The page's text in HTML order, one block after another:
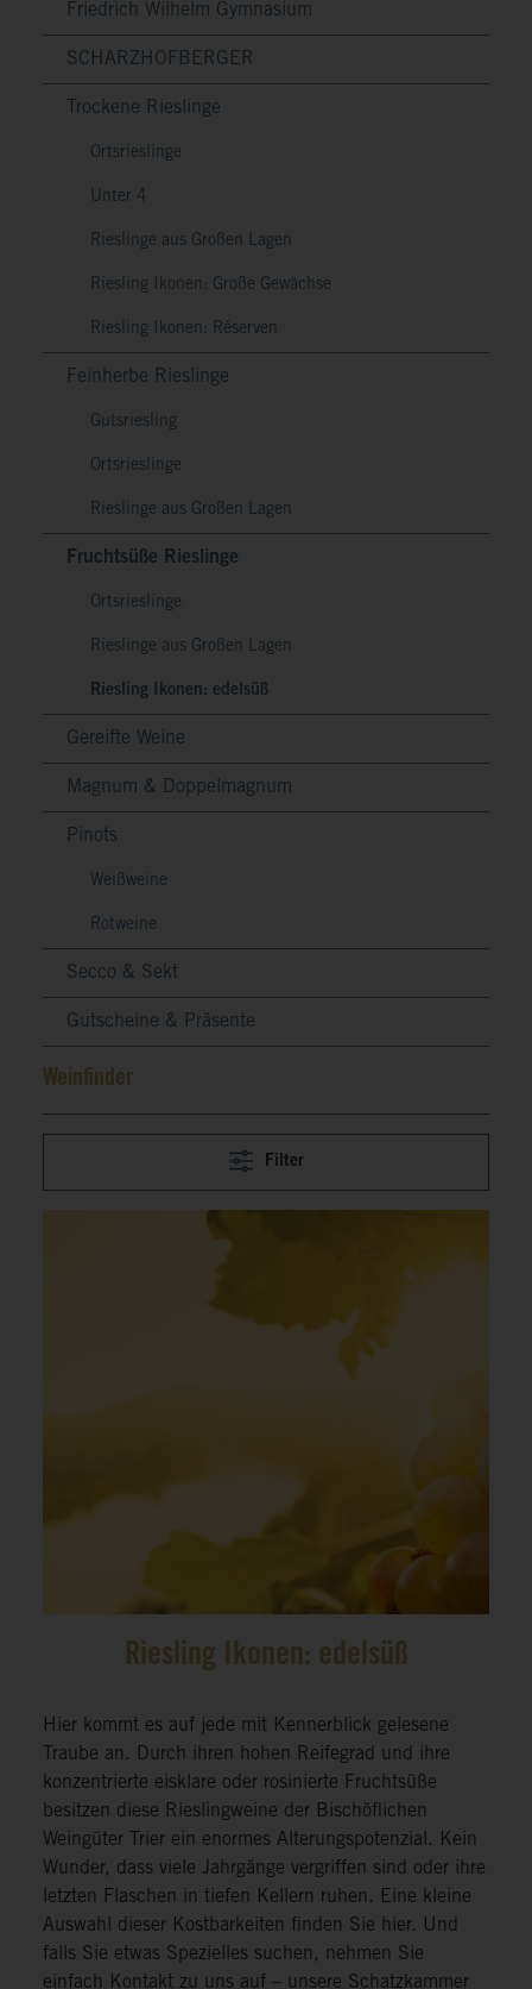
Friedrich Wilhelm Gymnasium
SCHARZHOFBERGER
Trockene Rieslinge
Ortsrieslinge
Unter 4
Rieslinge aus Großen Lagen
Riesling Ikonen: Große Gewächse
Riesling Ikonen: Réserven
Feinherbe Rieslinge
Gutsriesling
Ortsrieslinge
Rieslinge aus Großen Lagen
Fruchtsüße Rieslinge
Ortsrieslinge
Rieslinge aus Großen Lagen
Riesling Ikonen: edelsüß
Gereifte Weine
Magnum & Doppelmagnum
Pinots
Weißweine
Rotweine
Secco & Sekt
Gutscheine & Präsente
Weinfinder
Filter
Riesling Ikonen: edelsüß
Hier kommt es auf jede mit Kennerblick gelesene
Traube an. Durch ihren hohen Reifegrad und ihre
konzentrierte eisklare oder rosinierte Fruchtsüße
besitzen diese Rieslingweine der Bischöflichen
Weingüter Trier ein enormes Alterungspotenzial. Kein
Wunder, dass viele Jahrgänge vergriffen sind oder ihre
letzten Flaschen in tiefen Kellern ruhen. Eine kleine
Auswahl dieser Kostbarkeiten finden Sie hier. Und
falls Sie etwas Spezielles suchen, nehmen Sie
einfach Kontakt zu uns auf – unsere Schatzkammer